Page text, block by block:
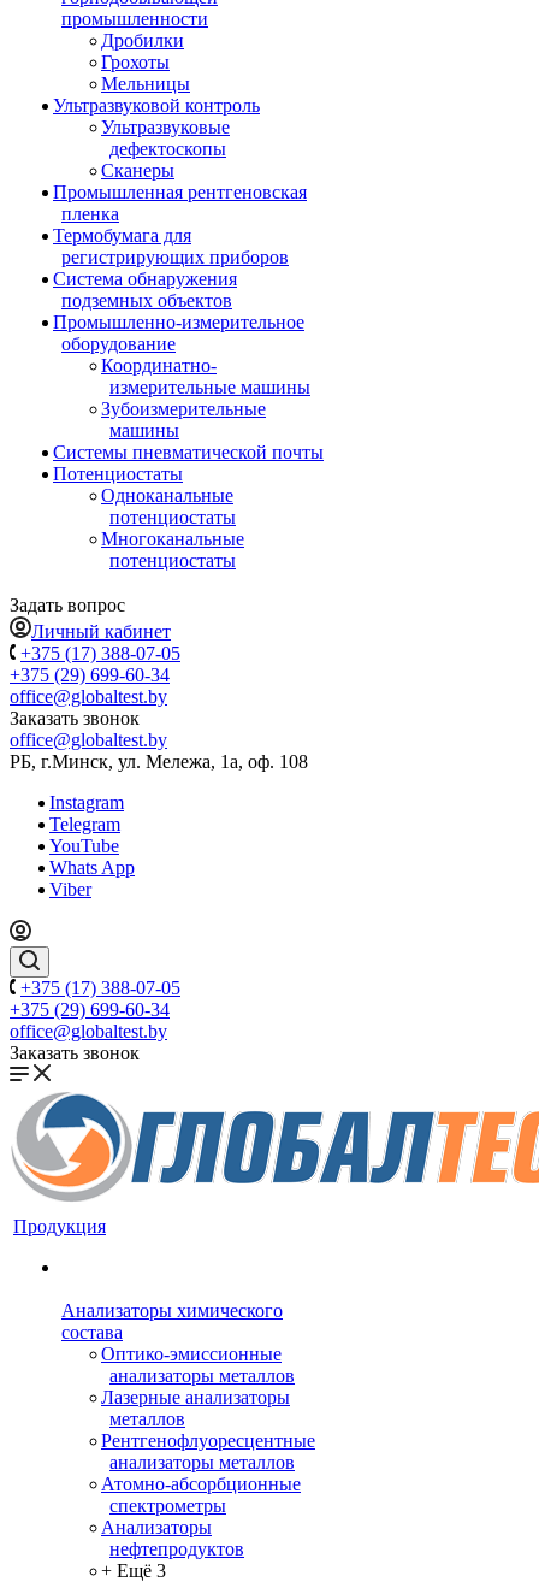
промышленности
Дробилки
Грохоты
Мельницы
Ультразвуковой контроль
Ультразвуковые
дефектоскопы
Сканеры
Промышленная рентгеновская
пленка
Термобумага для
регистрирующих приборов
Система обнаружения
подземных объектов
Промышленно-измерительное
оборудование
Координатно-
измерительные машины
Зубоизмерительные
машины
Системы пневматической почты
Потенциостаты
Одноканальные
потенциостаты
Многоканальные
потенциостаты
Задать вопрос
Личный кабинет
+375 (17) 388-07-05
+375 (29) 699-60-34
office@globaltest.by
Заказать звонок
office@globaltest.by
РБ, г.Минск, ул. Мележа, 1а, оф. 108
Instagram
Telegram
YouTube
Whats App
Viber
+375 (17) 388-07-05
+375 (29) 699-60-34
office@globaltest.by
Заказать звонок
Продукция
Анализаторы химического
состава
Оптико-эмиссионные
анализаторы металлов
Лазерные анализаторы
металлов
Рентгенофлуоресцентные
анализаторы металлов
Атомно-абсорбционные
спектрометры
Анализаторы
нефтепродуктов
+ Ещё 3